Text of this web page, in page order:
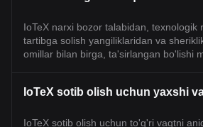
IoTeX narxi bozor talabidan, texnologik
tartibga solish yangiliklaridan va
omillar bilan birga, ta'sirlangan bo'lishi
IoTeX sotib olish uchun yaxshi
IoTeX sotib olish uchun to'g'ri vaqtni